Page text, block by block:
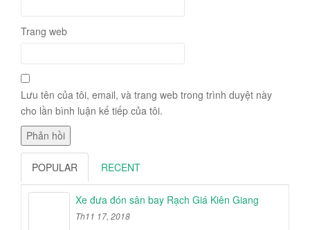
Trang web
Lưu tên của tôi, email, và trang web trong trình duyệt này
cho lần bình luận kế tiếp của tôi.
POPULAR RECENT
Xe đưa đón sân bay Rạch Giá Kiên Giang
Th11 17, 2018